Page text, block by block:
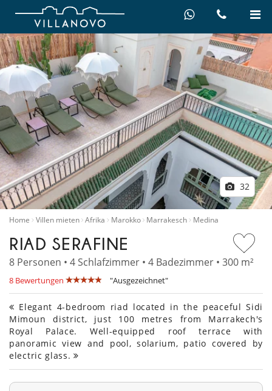
32
Home Villen mieten Afrika Marokko Marrakesch Medina
RIAD SERAFINE
8 Personen • 4 Schlafzimmer • 4 Badezimmer • 300 m²
8 Bewertungen "Ausgezeichnet"
Elegant 4-bedroom riad located in the peaceful Sidi
Mimoun district, just 100 metres from Marrakech's
Royal Palace. Well-equipped roof terrace with
panoramic view and pool, solarium, patio covered by
electric glass.